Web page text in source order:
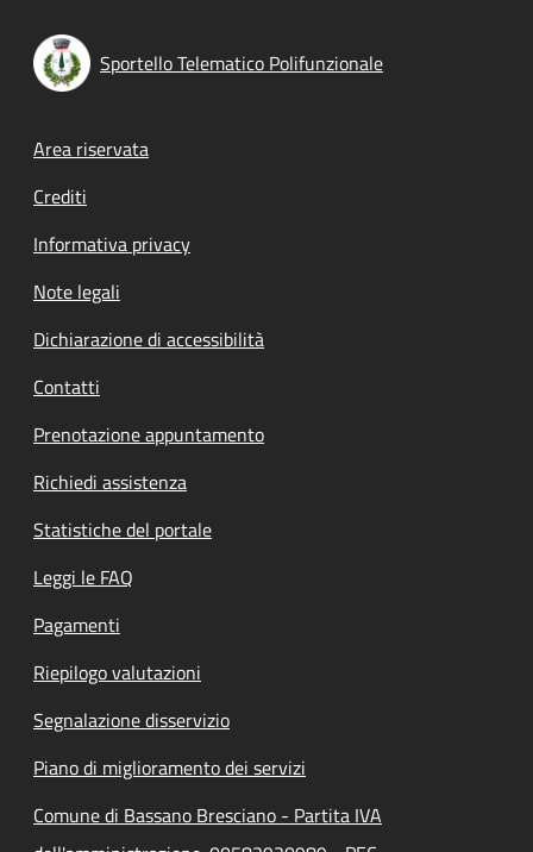
Sportello Telematico Polifunzionale
Footer menu
Area riservata
Crediti
Informativa privacy
Note legali
Dichiarazione di accessibilità
Contatti
Prenotazione appuntamento
Richiedi assistenza
Statistiche del portale
Leggi le FAQ
Pagamenti
Riepilogo valutazioni
Segnalazione disservizio
Piano di miglioramento dei servizi
Comune di Bassano Bresciano - Partita IVA